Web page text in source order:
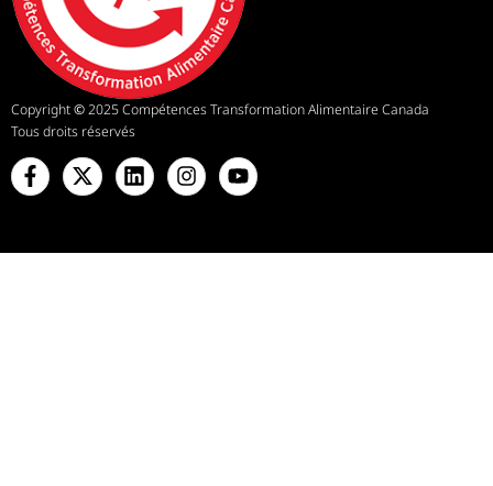
Copyright©2025 Compétences Transformation Alimentaire Canada
Tous droits réservés